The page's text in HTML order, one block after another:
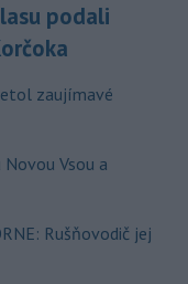
podali
zaujímavé
Novou Vsou a
Rušňovodič jej